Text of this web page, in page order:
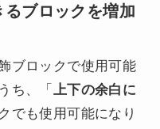
ブロックを増加
ブロックで使用可能
ち、「 上下の余白に
でも使用可能になり